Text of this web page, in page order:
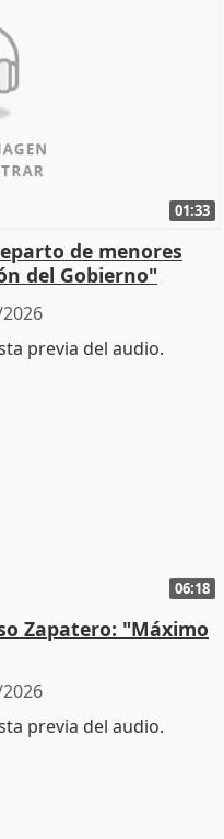
01:33
de menores
del Gobierno"
06:18
Zapatero: "Máximo